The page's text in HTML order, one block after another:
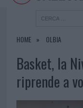
HOME OLBIA
Basket, la
riprende a